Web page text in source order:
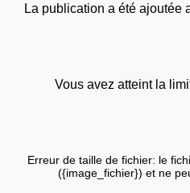
La publication a été ajoutée
Vous avez atteint la
Erreur de taille de fichier: le
({image_fichier}) et ne